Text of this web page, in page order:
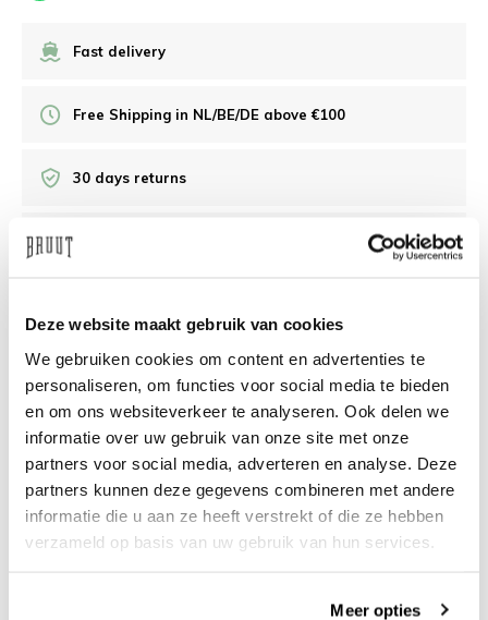
Deze website maakt gebruik van cookies
We gebruiken cookies om content en advertenties te
personaliseren, om functies voor social media te bieden
en om ons websiteverkeer te analyseren. Ook delen we
informatie over uw gebruik van onze site met onze
partners voor social media, adverteren en analyse. Deze
partners kunnen deze gegevens combineren met andere
informatie die u aan ze heeft verstrekt of die ze hebben
verzameld op basis van uw gebruik van hun services.
Meer opties
Fast delivery
Free Shipping in NL/BE/DE above €100
30 days returns
Need help?We're glad to help
info@bruut.nl Live chat Whatsapp
About this product
Shipment and returns
Related products